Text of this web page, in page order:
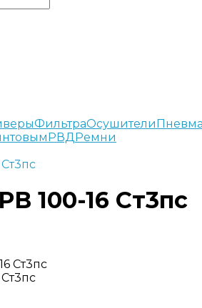
ФильтраОсушители
РВДРемни
100-16 Ст3пс